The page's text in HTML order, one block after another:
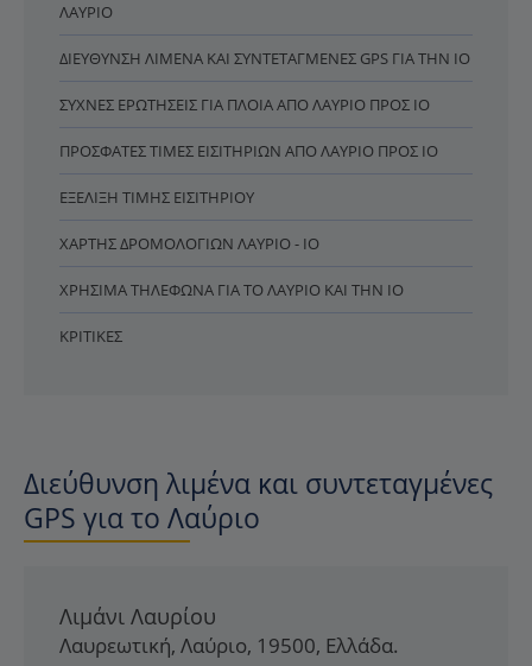
ΛΑΎΡΙΟ
ΔΙΕΎΘΥΝΣΗ ΛΙΜΈΝΑ ΚΑΙ ΣΥΝΤΕΤΑΓΜΈΝΕΣ GPS ΓΙΑ ΤΗΝ ΊΟ
ΣΥΧΝΈΣ ΕΡΩΤΉΣΕΙΣ ΓΙΑ ΠΛΟΊΑ ΑΠΌ ΛΑΎΡΙΟ ΠΡΟΣ ΊΟ
ΠΡΌΣΦΑΤΕΣ ΤΙΜΈΣ ΕΙΣΙΤΗΡΊΩΝ ΑΠΌ ΛΑΎΡΙΟ ΠΡΟΣ ΊΟ
ΕΞΈΛΙΞΗ ΤΙΜΉΣ ΕΙΣΙΤΗΡΊΟΥ
ΧΆΡΤΗΣ ΔΡΟΜΟΛΟΓΊΩΝ ΛΑΎΡΙΟ - ΊΟ
ΧΡΉΣΙΜΑ ΤΗΛΈΦΩΝΑ ΓΙΑ ΤΟ ΛΑΎΡΙΟ ΚΑΙ ΤΗΝ ΊΟ
ΚΡΙΤΙΚΈΣ
Διεύθυνση λιμένα και συντεταγμένες
GPS για το Λαύριο
Λιμάνι Λαυρίου
Λαυρεωτική, Λαύριο, 19500, Ελλάδα.